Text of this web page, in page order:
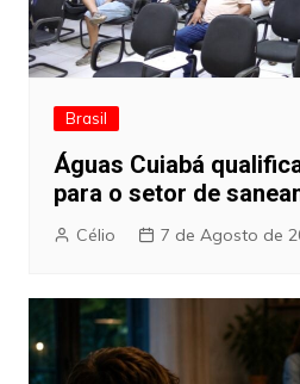
Brasil
Águas Cuiabá
para o setor de
Célio 7 de Agosto de